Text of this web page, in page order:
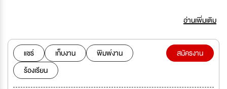
บริการอย่างมืออาชีพ • ให้ความสำคัญเรื่องผลตอบแทนให้แก่พนักงาน ผู้ร่วม
งาน และผู้ถือหุ้น ด้วยการเติบโตของรายได้และผลกำไรที่มั่นคงและต่อเนื่อง • เป็น
แบบอย่างในด้านความเป็นมืออาชีพ ความโปร่งใส และการดำเนินธุรกิจด้วยหลัก
ธรรมาภิบาล • มอบความไว้วางใจ อำนาจ และรางวัลแก่พนักงาน เพื่อสร้าง
ความร่วมรับผิดชอบ • ร่วมสร้างประโยชน์ให้แก่สังคม
https://nkmedicgroup.co.th/
อ่านเพิ่มเติม
แชร์ เก็บงาน
พิมพ์งาน
ร้องเรียน
สมัครงาน